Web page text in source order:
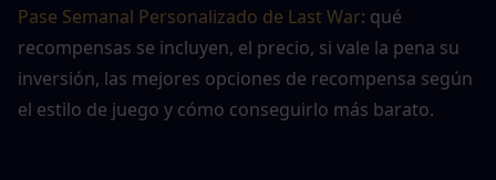
Pase Semanal Personalizado de Last War: qué
recompensas se incluyen, el precio, si vale la pena su
inversión, las mejores opciones de recompensa según
el estilo de juego y cómo conseguirlo más barato.